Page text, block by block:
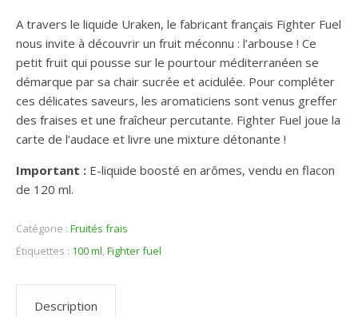
A travers le liquide Uraken, le fabricant français Fighter Fuel
nous invite à découvrir un fruit méconnu : l’arbouse ! Ce
petit fruit qui pousse sur le pourtour méditerranéen se
démarque par sa chair sucrée et acidulée. Pour compléter
ces délicates saveurs, les aromaticiens sont venus greffer
des fraises et une fraîcheur percutante. Fighter Fuel joue la
carte de l’audace et livre une mixture détonante !
Important : E-liquide boosté en arômes, vendu en flacon
de 120 ml.
Catégorie : Fruités frais
Étiquettes : 100 ml,Fighter fuel
Description